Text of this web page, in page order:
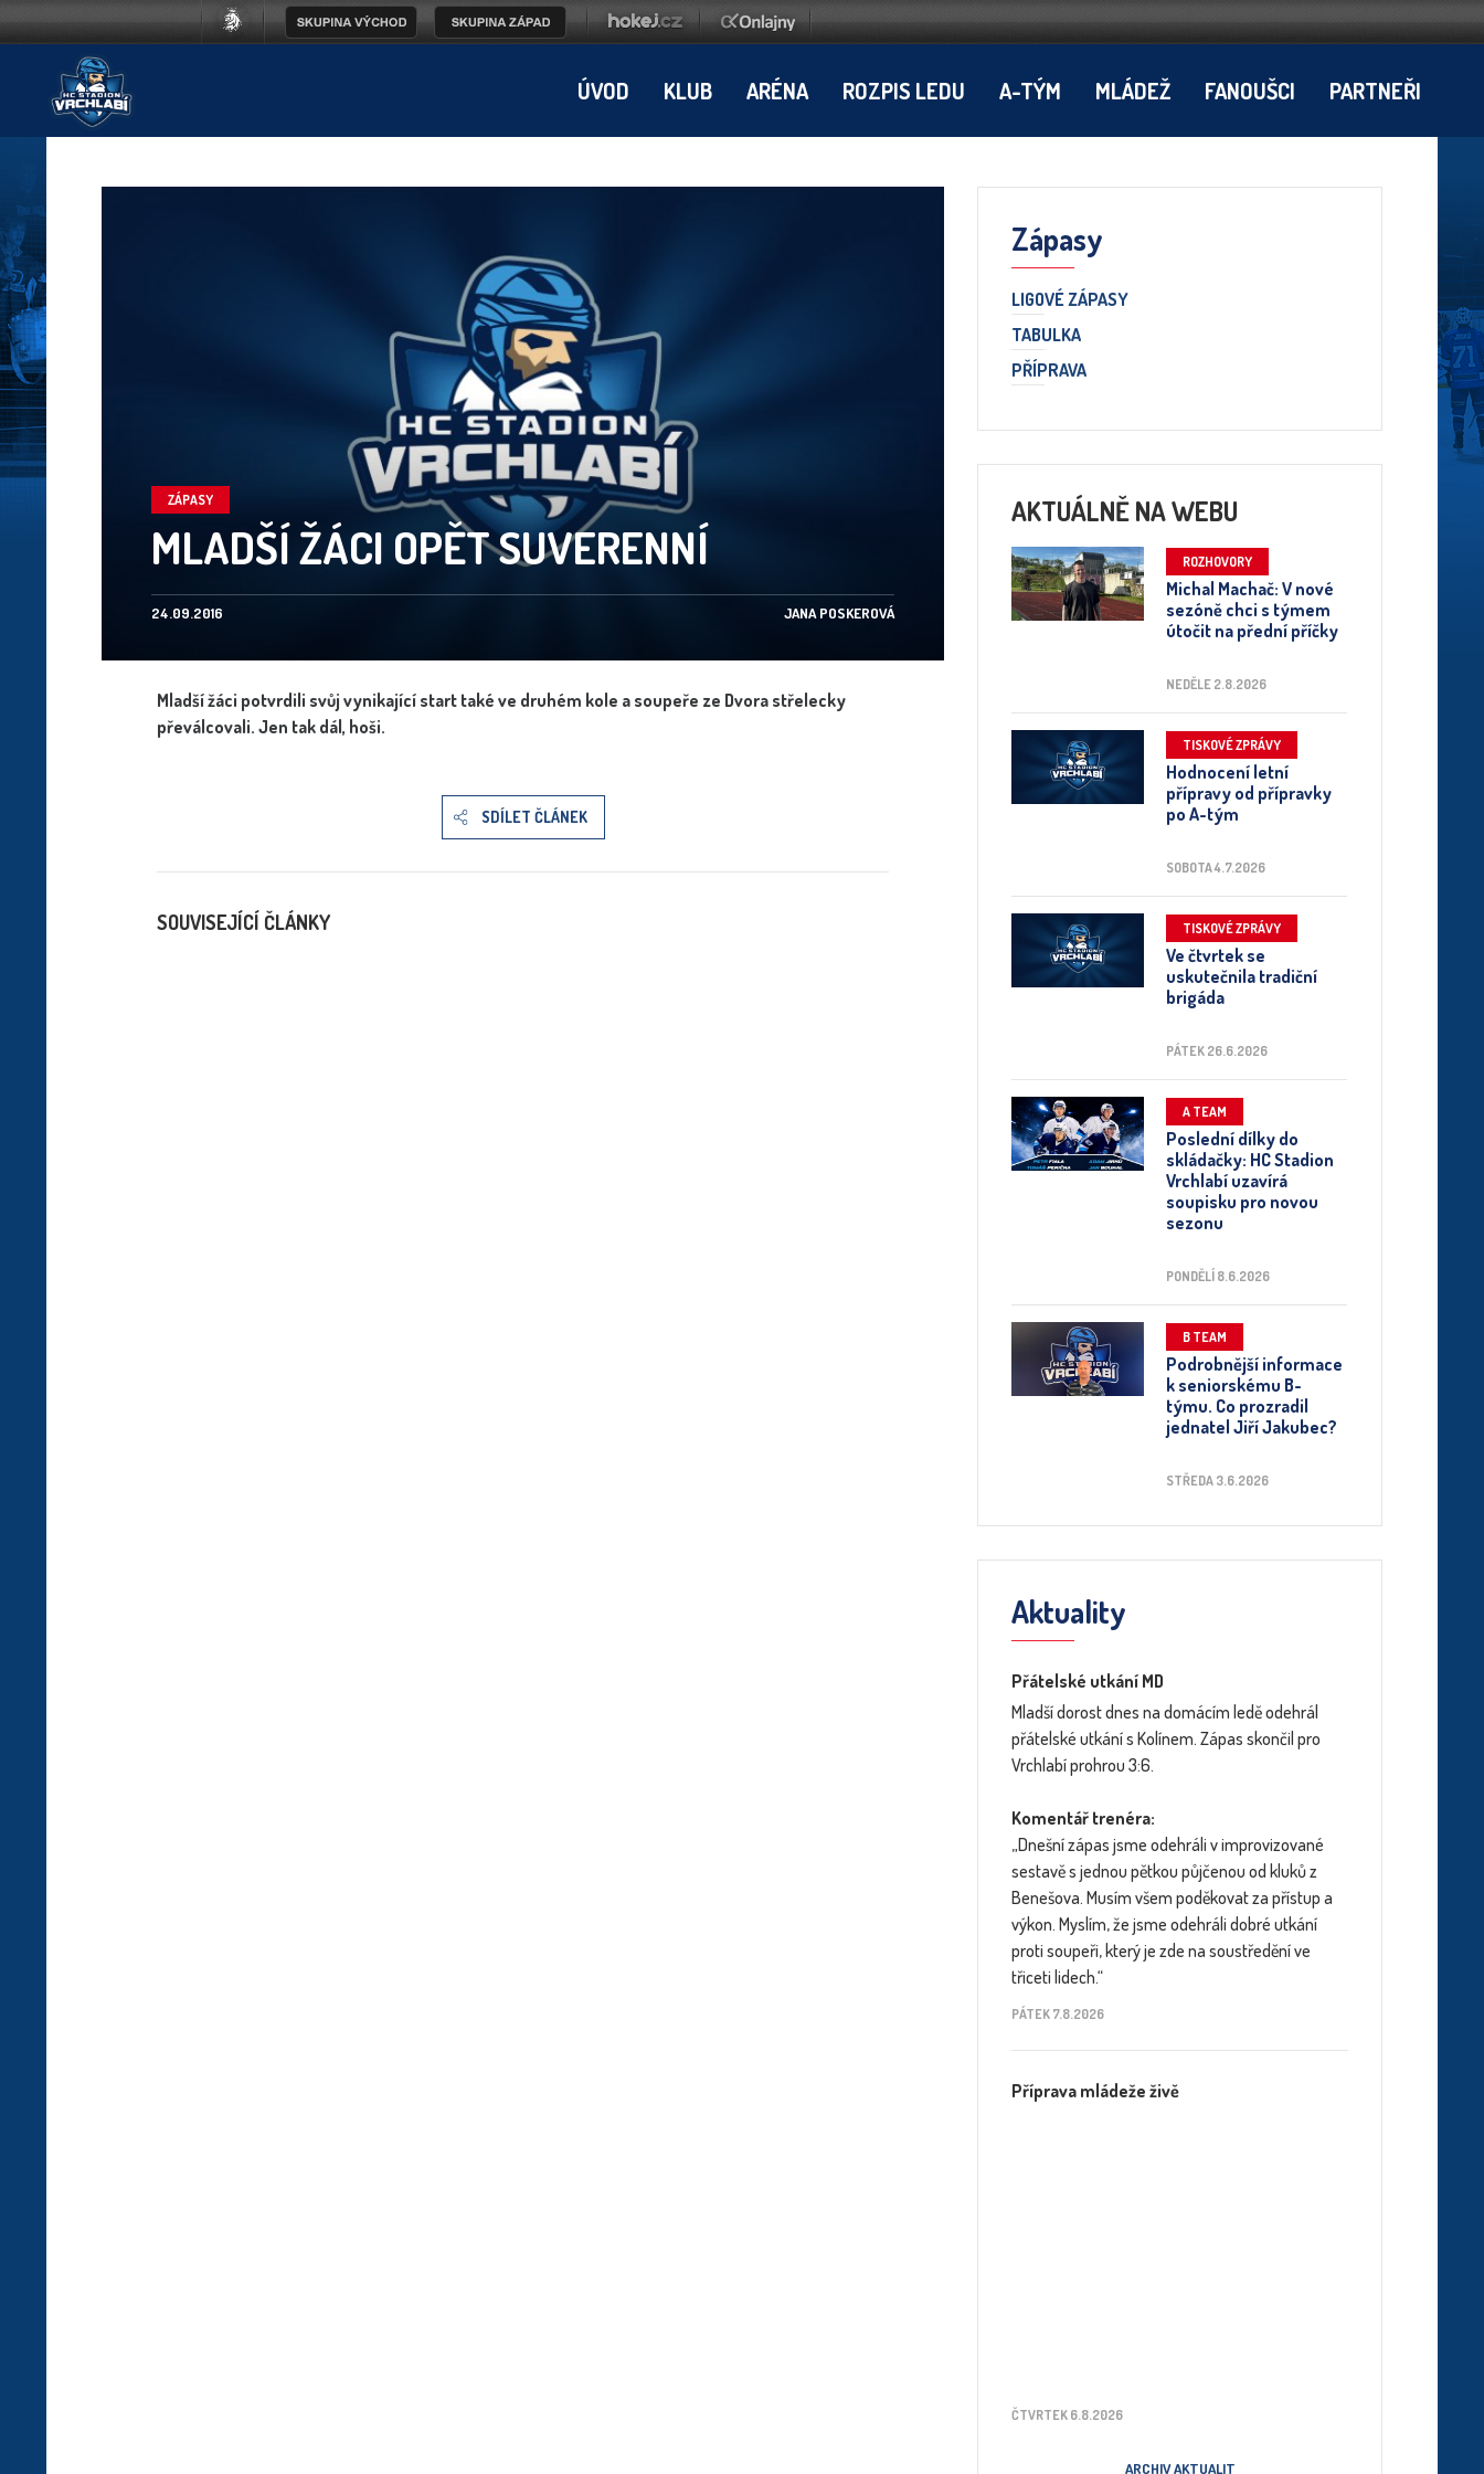
ÚVOD KLUB ARÉNA ROZPIS LEDU A-TÝM MLÁDEŽ FANOUŠCI PARTNEŘI
ZÁPASY
MLADŠÍ ŽÁCI OPĚT SUVERENNÍ
24.09.2016 JANA POSKEROVÁ
Mladší žáci potvrdili svůj vynikající start také ve druhém kole a soupeře ze Dvora střelecky
převálcovali. Jen tak dál, hoši.
SDÍLET ČLÁNEK
SOUVISEJÍCÍ ČLÁNKY
Zápasy
LIGOVÉ ZÁPASY
TABULKA
PŘÍPRAVA
AKTUÁLNĚ NA WEBU
ROZHOVORY
Michal Machač: V nové
sezóně chci s týmem
útočit na přední příčky
NEDĚLE 2.8.2026
TISKOVÉ ZPRÁVY
Hodnocení letní
přípravy od přípravky
po A-tým
SOBOTA 4.7.2026
TISKOVÉ ZPRÁVY
Ve čtvrtek se
uskutečnila tradiční
brigáda
PÁTEK 26.6.2026
A TEAM
Poslední dílky do
skládačky: HC Stadion
Vrchlabí uzavírá
soupisku pro novou
sezonu
PONDĚLÍ 8.6.2026
B TEAM
Podrobnější informace
k seniorskému B-
týmu. Co prozradil
jednatel Jiří Jakubec?
STŘEDA 3.6.2026
Aktuality
Přátelské utkání MD
Mladší dorost dnes na domácím ledě odehrál
přátelské utkání s Kolínem. Zápas skončil pro
Vrchlabí prohrou 3:6.
Komentář trenéra:
„Dnešní zápas jsme odehráli v improvizované
sestavě s jednou pětkou půjčenou od kluků z
Benešova. Musím všem poděkovat za přístup a
výkon. Myslím, že jsme odehráli dobré utkání
proti soupeři, který je zde na soustředění ve
třiceti lidech.“
PÁTEK 7.8.2026
Příprava mládeže živě
ČTVRTEK 6.8.2026
ARCHIV AKTUALIT